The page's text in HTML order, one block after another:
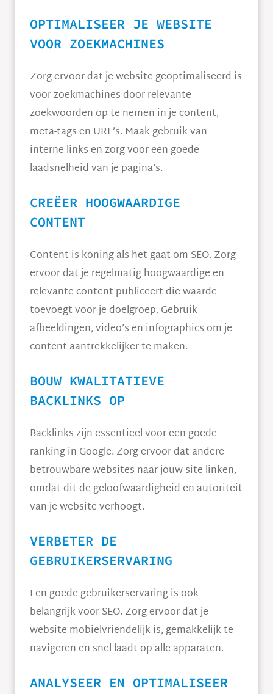
OPTIMALISEER JE WEBSITE
VOOR ZOEKMACHINES
Zorg ervoor dat je website geoptimaliseerd is
voor zoekmachines door relevante
zoekwoorden op te nemen in je content,
meta-tags en URL’s. Maak gebruik van
interne links en zorg voor een goede
laadsnelheid van je pagina’s.
CREËER HOOGWAARDIGE
CONTENT
Content is koning als het gaat om SEO. Zorg
ervoor dat je regelmatig hoogwaardige en
relevante content publiceert die waarde
toevoegt voor je doelgroep. Gebruik
afbeeldingen, video’s en infographics om je
content aantrekkelijker te maken.
BOUW KWALITATIEVE
BACKLINKS OP
Backlinks zijn essentieel voor een goede
ranking in Google. Zorg ervoor dat andere
betrouwbare websites naar jouw site linken,
omdat dit de geloofwaardigheid en autoriteit
van je website verhoogt.
VERBETER DE
GEBRUIKERSERVARING
Een goede gebruikerservaring is ook
belangrijk voor SEO. Zorg ervoor dat je
website mobielvriendelijk is, gemakkelijk te
navigeren en snel laadt op alle apparaten.
ANALYSEER EN OPTIMALISEER